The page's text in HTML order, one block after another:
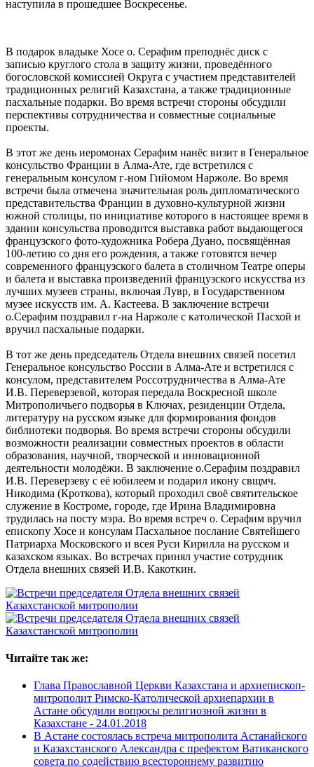
наступила в прошедшее Воскресенье.
В подарок владыке Хосе о. Серафим преподнёс диск с
записью круглого стола в защиту жизни, проведённого
богословской комиссией Округа с участием представителей
традиционных религий Казахстана, а также традиционные
пасхальные подарки. Во время встречи стороны обсудили
перспективы сотрудничества и совместные социальные
проекты.
В этот же день иеромонах Серафим нанёс визит в Генеральное
консульство Франции в Алма-Ате, где встретился с
генеральным консулом г-ном Гийомом Наржоле. Во время
встречи была отмечена значительная роль дипломатического
представительства Франции в духовно-культурной жизни
южной столицы, по инициативе которого в настоящее время в
здании консульства проводится выставка работ выдающегося
французского фото-художника Робера Дуано, посвящённая
100-летию со дня его рождения, а также готовятся вечер
современного французского балета в столичном Театре оперы
и балета и выставка произведений французского искусства из
лучших музеев страны, включая Лувр, в Государственном
музее искусств им. А. Кастеева. В заключение встречи
о.Серафим поздравил г-на Наржоле с католической Пасхой и
вручил пасхальные подарки.
В тот же день председатель Отдела внешних связей посетил
Генеральное консульство России в Алма-Ате и встретился с
консулом, представителем Россотрудничества в Алма-Ате
И.В. Переверзевой, которая передала Воскресной школе
Митрополичьего подворья в Ключах, резиденции Отдела,
литературу на русском языке для формирования фондов
библиотеки подворья. Во время встречи стороны обсудили
возможности реализации совместных проектов в области
образования, научной, творческой и инновационной
деятельности молодёжи. В заключение о.Серафим поздравил
И.В. Переверзеву с её юбилеем и подарил икону свщмч.
Никодима (Кроткова), который проходил своё святительское
служение в Костроме, городе, где Ирина Владимировна
трудилась на посту мэра. Во время встреч о. Серафим вручил
епископу Хосе и консулам Пасхальное послание Святейшего
Патриарха Московского и всея Руси Кирилла на русском и
казахском языках. Во встречах принял участие сотрудник
Отдела внешних связей И.В. Какоткин.
Читайте так же:
Глава Православной Церкви Казахстана и архиепископ-
митрополит Римско-Католической архиепархии в
Астане обсудили вопросы религиозной жизни в
Казахстане - 24.01.2018
В Астане состоялась встреча митрополита Астанайского
и Казахстанского Александра с префектом Ватиканского
совета по содействию всестороннему развитию